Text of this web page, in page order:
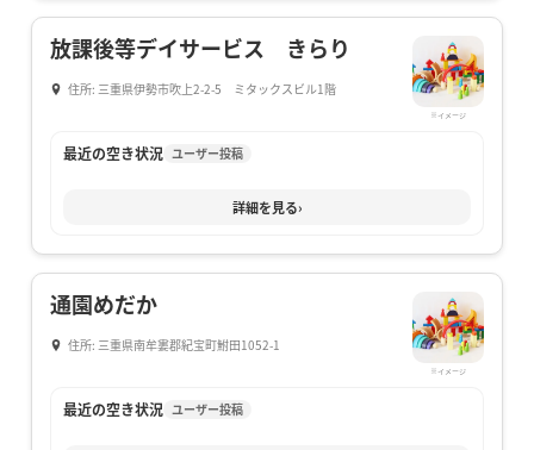
放課後等デイサービス きらり
住所: 三重県伊勢市吹上2-2-5 ミタックスビル1階
※イメージ
最近の空き状況 ユーザー投稿
詳細を見る›
通園めだか
住所: 三重県南牟婁郡紀宝町鮒田1052-1
※イメージ
最近の空き状況 ユーザー投稿